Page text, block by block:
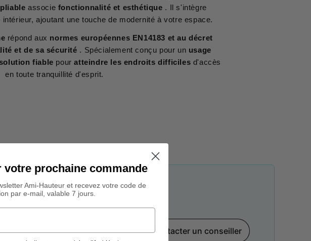
associe fonctionnalité et esthétique . Il s'intègre
ajoutant une touche de modernité à votre espace.
répond aux normes européennes EN14183 et au décret
et de sa sécurité . Spécialement conçu pour un usage
solution fiable pouratteindre les endroits difficiles d'accès
en toute tranquillité d'esprit.
de 9h00 à 17h00
Contacter un conseiller
votre prochaine commande
Ami-Hauteur et recevez votre code de
par e-mail, valable 7 jours.